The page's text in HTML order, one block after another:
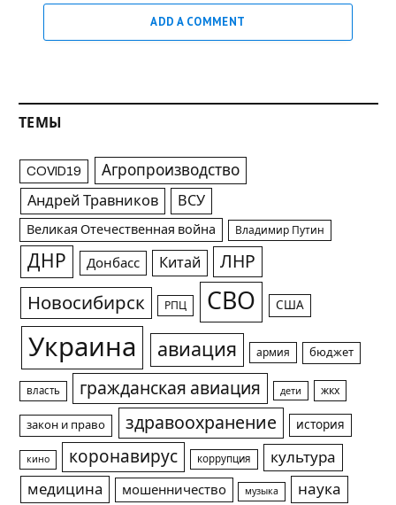
ADD A COMMENT
ТЕМЫ
COVID19 Агропроизводство
Андрей Травников ВСУ
Великая Отечественная война Владимир Путин
ДНР Донбасс Китай ЛНР
Новосибирск РПЦ СВО США
Украина авиация армия бюджет
власть гражданская авиация дети жкх
закон и право здравоохранение история
кино коронавирус коррупция
культура
медицина
мошенничество музыка
наука